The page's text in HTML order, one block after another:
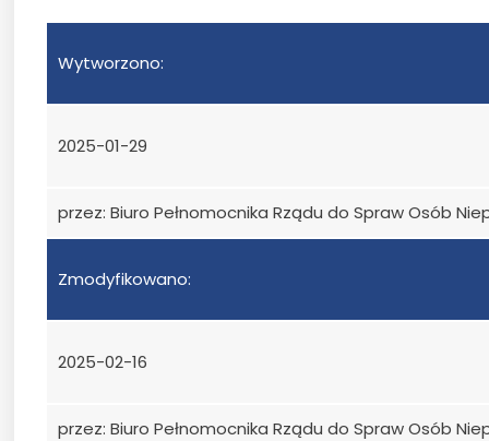
Wytworzono:
2025-01-29
przez: Biuro Pełnomocnika Rządu do Spraw Osób
Zmodyfikowano:
2025-02-16
przez: Biuro Pełnomocnika Rządu do Spraw Osób